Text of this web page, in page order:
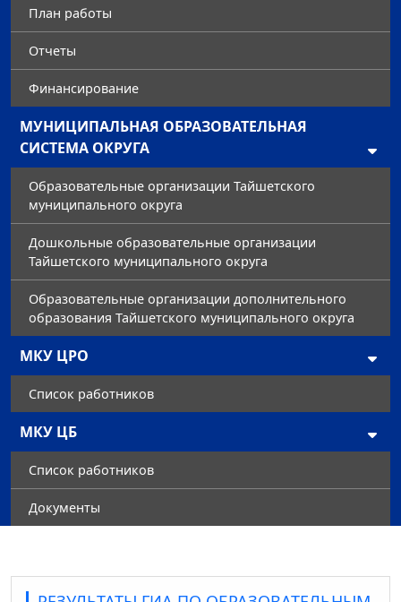
План работы
Отчеты
Финансирование
МУНИЦИПАЛЬНАЯ ОБРАЗОВАТЕЛЬНАЯ
СИСТЕМА ОКРУГА
Образовательные организации Тайшетского
муниципального округа
Дошкольные образовательные организации
Тайшетского муниципального округа
Образовательные организации дополнительного
образования Тайшетского муниципального округа
МКУ ЦРО
Список работников
МКУ ЦБ
Список работников
Документы